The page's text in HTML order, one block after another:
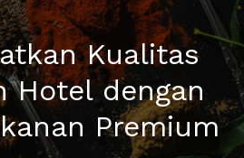
Kualitas
Hotel dengan
Premium